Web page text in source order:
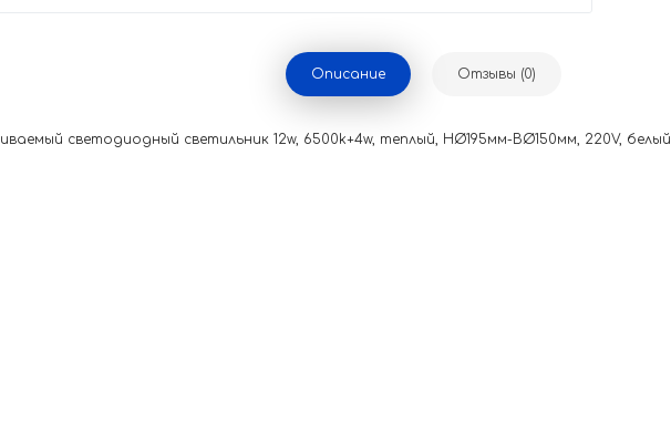
Описание Отзывы (0)
светодиодный светильник 12w, 6500k+4w, теплый, НØ195мм-ВØ150мм, 220V, белый